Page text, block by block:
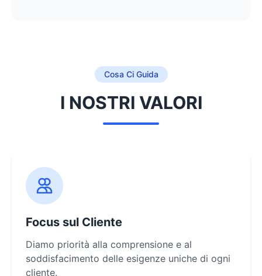
Cosa Ci Guida
I NOSTRI VALORI
Focus sul Cliente
Diamo priorità alla comprensione e al
soddisfacimento delle esigenze uniche di ogni
cliente.